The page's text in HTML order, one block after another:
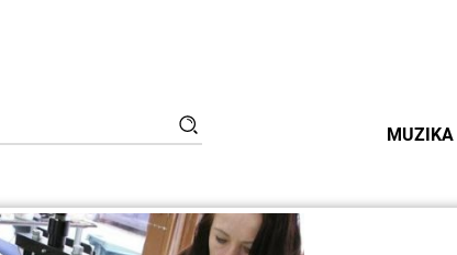
Paieška MUZIKA